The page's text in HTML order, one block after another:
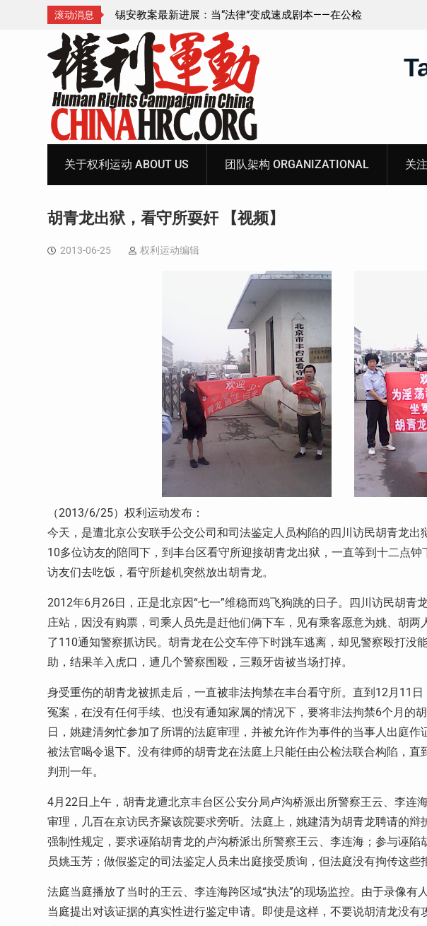
滚动消息
速成剧本——在公检 锡安教案王聪女士被抓更多细节曝光 之一
关于权利运动 ABOUT US 团队架构 ORGANIZATIONAL 关
胡青龙出狱，看守所耍奸 【视频】
2013-06-25 权利运动编辑
（2013/6/25）权利运动发布：
今天，是遭北京公安联手公交公司和司法鉴定人员构陷的四川访民胡青龙
10多位访友的陪同下，到丰台区看守所迎接胡青龙出狱，一直等到十二点
访友们去吃饭，看守所趁机突然放出胡青龙。
2012年6月26日，正是北京因“七一”维稳而鸡飞狗跳的日子。四川访民胡青
庄站，因没有购票，司乘人员先是赶他们俩下车，见有乘客愿意为姚、胡
了110通知警察抓访民。胡青龙在公交车停下时跳车逃离，却见警察殴打没
助，结果羊入虎口，遭几个警察围殴，三颗牙齿被当场打掉。
身受重伤的胡青龙被抓走后，一直被非法拘禁在丰台看守所。直到12月11
冤案，在没有任何手续、也没有通知家属的情况下，要将非法拘禁6个月的
日，姚建清匆忙参加了所谓的法庭审理，并被允许作为事件的当事人出庭
被法官喝令退下。没有律师的胡青龙在法庭上只能任由公检法联合构陷，
判刑一年。
4月22日上午，胡青龙遭北京丰台区公安分局卢沟桥派出所警察王云、李连
审理，几百在京访民齐聚该院要求旁听。法庭上，姚建清为胡青龙聘请的
强制性规定，要求诬陷胡青龙的卢沟桥派出所警察王云、李连海；参与诬
员姚玉芳；做假鉴定的司法鉴定人员未出庭接受质询，但法庭没有拘传这些
法庭当庭播放了当时的王云、李连海跨区域“执法”的现场监控。由于录像有
当庭提出对该证据的真实性进行鉴定申请。即使是这样，不要说胡清龙没